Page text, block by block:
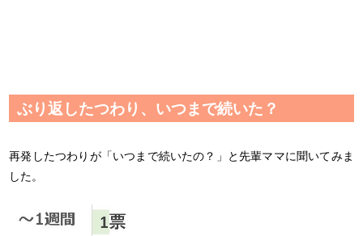
ぶり返したつわり、いつまで続いた？
再発したつわりが「いつまで続いたの？」と先輩ママに聞いてみま
した。